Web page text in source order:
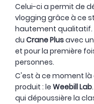
Celui-ci a permit de
vlogging grâce à ce
hautement qualitatif.
du Crane Plusavec
et pour la première
personnes.
C'est à ce moment là
produit : le Weebill Lab
qui dépoussière la